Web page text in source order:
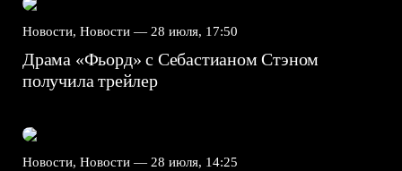
Новости, Новости — 28 июля, 17:50
Драма «Фьорд» с Себастианом Стэном
получила трейлер
Новости, Новости — 28 июля, 14:25